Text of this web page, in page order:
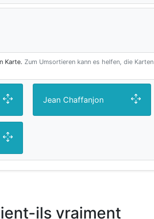
Karte. Zum Umsortieren kann es helfen, die Karten
Jean Chaffanjon
ils vraiment